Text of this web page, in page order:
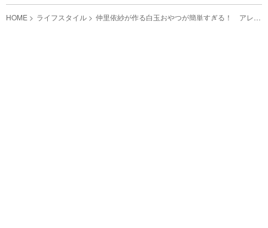
HOME ライフスタイル 仲里依紗が作る白玉おやつが簡単すぎる！ アレを
入れるだけで？